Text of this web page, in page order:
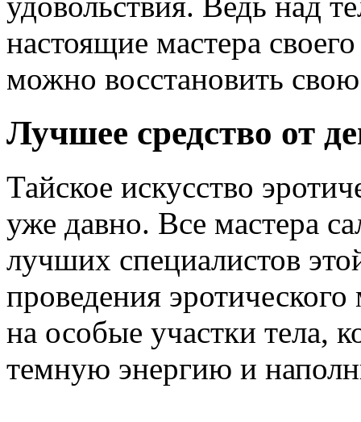
настоящие мастера
можно восстановить
Лучшее средство от
Тайское искусство
уже давно. Все мастера
лучших специалистов
проведения эротического
на особые участки тела,
темную энергию и